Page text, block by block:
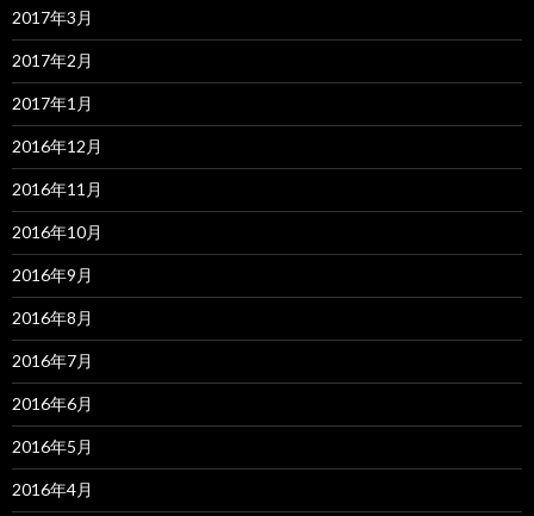
2017年3月
2017年2月
2017年1月
2016年12月
2016年11月
2016年10月
2016年9月
2016年8月
2016年7月
2016年6月
2016年5月
2016年4月